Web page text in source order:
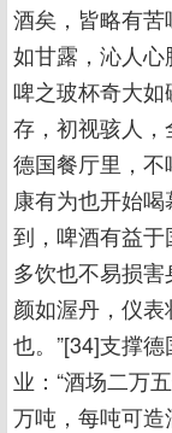
酒矣，皆略有
如甘露，沁人心
啤之玻杯奇大
存，初视骇人
德国餐厅里，不
康有为也开始
到，啤酒有益于
多饮也不易损害
颜如渥丹，仪
也。”[34]支撑
业：“酒场二万
万吨，每吨可